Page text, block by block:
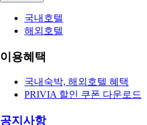
국내호텔
해외호텔
이용혜택
국내숙박, 해외호텔 혜택
PRIVIA 할인 쿠폰 다운로드
공지사항